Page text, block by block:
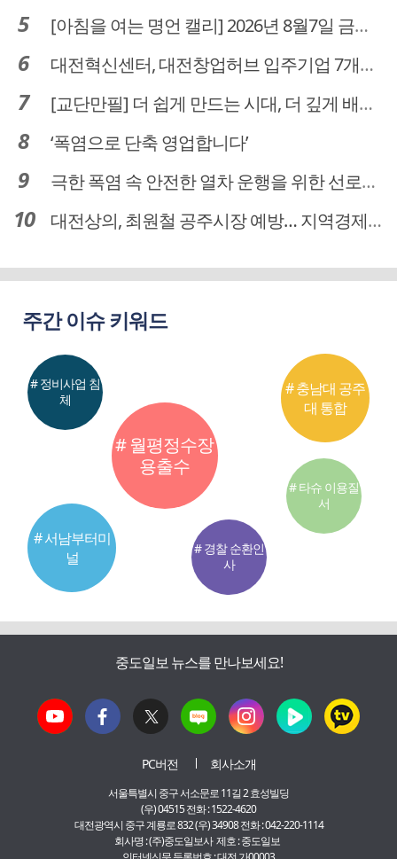
[아침을 여는 명언 캘리] 2026년 8월7일 금요일
대전혁신센터, 대전창업허브 입주기업 7개사 모집
[교단만필] 더 쉽게 만드는 시대, 더 깊게 배우는 교육
‘폭염으로 단축 영업합니다’
극한 폭염 속 안전한 열차 운행을 위한 선로관리
대전상의, 최원철 공주시장 예방… 지역경제 협력방안 논의
주간 이슈 키워드
# 월평정수장
용출수
# 서남부터미
널
# 충남대 공주
대 통합
# 정비사업 침
체
# 경찰 순환인
사
# 타슈 이용질
서
중도일보 뉴스를 만나보세요!
PC버전 회사소개
서울특별시 중구 서소문로 11길 2 효성빌딩
(우) 04515 전화 : 1522-4620
대전광역시 중구 계룡로 832 (우) 34908 전화 : 042-220-1114
회사명 : (주)중도일보사 제호 : 중도일보